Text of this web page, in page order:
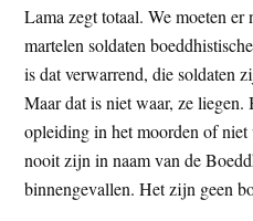
Lama zegt totaal. We moeten
martelen soldaten
is dat verwarrend, die soldaten
Maar dat is niet waar, ze liegen.
opleiding in het moorden of
nooit zijn in naam van de
binnengevallen. Het zijn geen